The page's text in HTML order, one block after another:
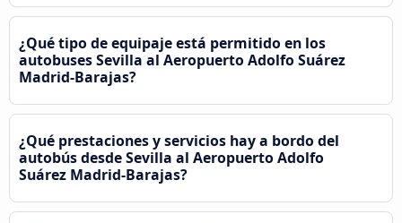
¿Qué tipo de equipaje está permitido en los
autobuses Sevilla al Aeropuerto Adolfo Suárez
Madrid-Barajas?
¿Qué prestaciones y servicios hay a bordo del
autobús desde Sevilla al Aeropuerto Adolfo
Suárez Madrid-Barajas?